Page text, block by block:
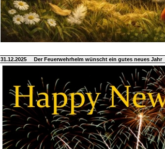
31.12.2025 Der Feuerwehrhelm wünscht ein gutes neues Jahr